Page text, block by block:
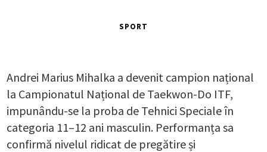
SPORT
Andrei Marius Mihalka a devenit campion național
la Campionatul Național de Taekwon-Do ITF,
impunându-se la proba de Tehnici Speciale în
categoria 11–12 ani masculin. Performanța sa
confirmă nivelul ridicat de pregătire și